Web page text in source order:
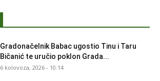
Gradonačelnik Babac ugostio Tinu i Taru
Bičanić te uručio poklon Grada...
6 kolovoza, 2026 - 10:14